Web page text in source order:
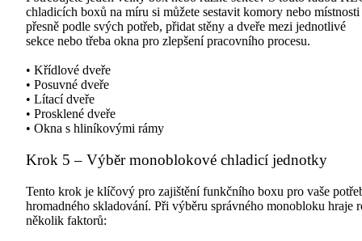
chladicích boxů na míru si můžete sestavit komory nebo místnosti
přesně podle svých potřeb, přidat stěny a dveře mezi jednotlivé
sekce nebo třeba okna pro zlepšení pracovního procesu.
• Křídlové dveře
• Posuvné dveře
• Lítací dveře
• Prosklené dveře
• Okna s hliníkovými rámy
Krok 5 – Výběr monoblokové chladicí jednotky
Tento krok je klíčový pro zajištění funkčního boxu pro vaše
hromadného skladování. Při výběru správného monobloku hraje
několik faktorů: